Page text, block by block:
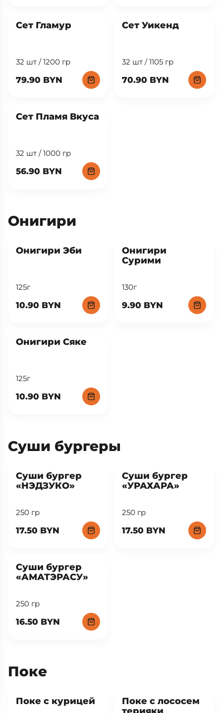
Сет Гламур
32 шт / 1200 гр
79.90 BYN
Сет Уикенд
32 шт / 1105 гр
70.90 BYN
Сет Пламя Вкуса
32 шт / 1000 гр
56.90 BYN
Онигири
Онигири Эби
125г
10.90 BYN
Онигири
Сурими
130г
9.90 BYN
Онигири Сяке
125г
10.90 BYN
Суши бургеры
Суши бургер
«НЭДЗУКО»
250 гр
17.50 BYN
Суши бургер
«УРАХАРА»
250 гр
17.50 BYN
Суши бургер
«АМАТЭРАСУ»
250 гр
16.50 BYN
Поке
Поке с курицей
Поке с лососем